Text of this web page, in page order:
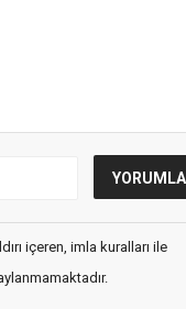
içeren, imla kuralları ile